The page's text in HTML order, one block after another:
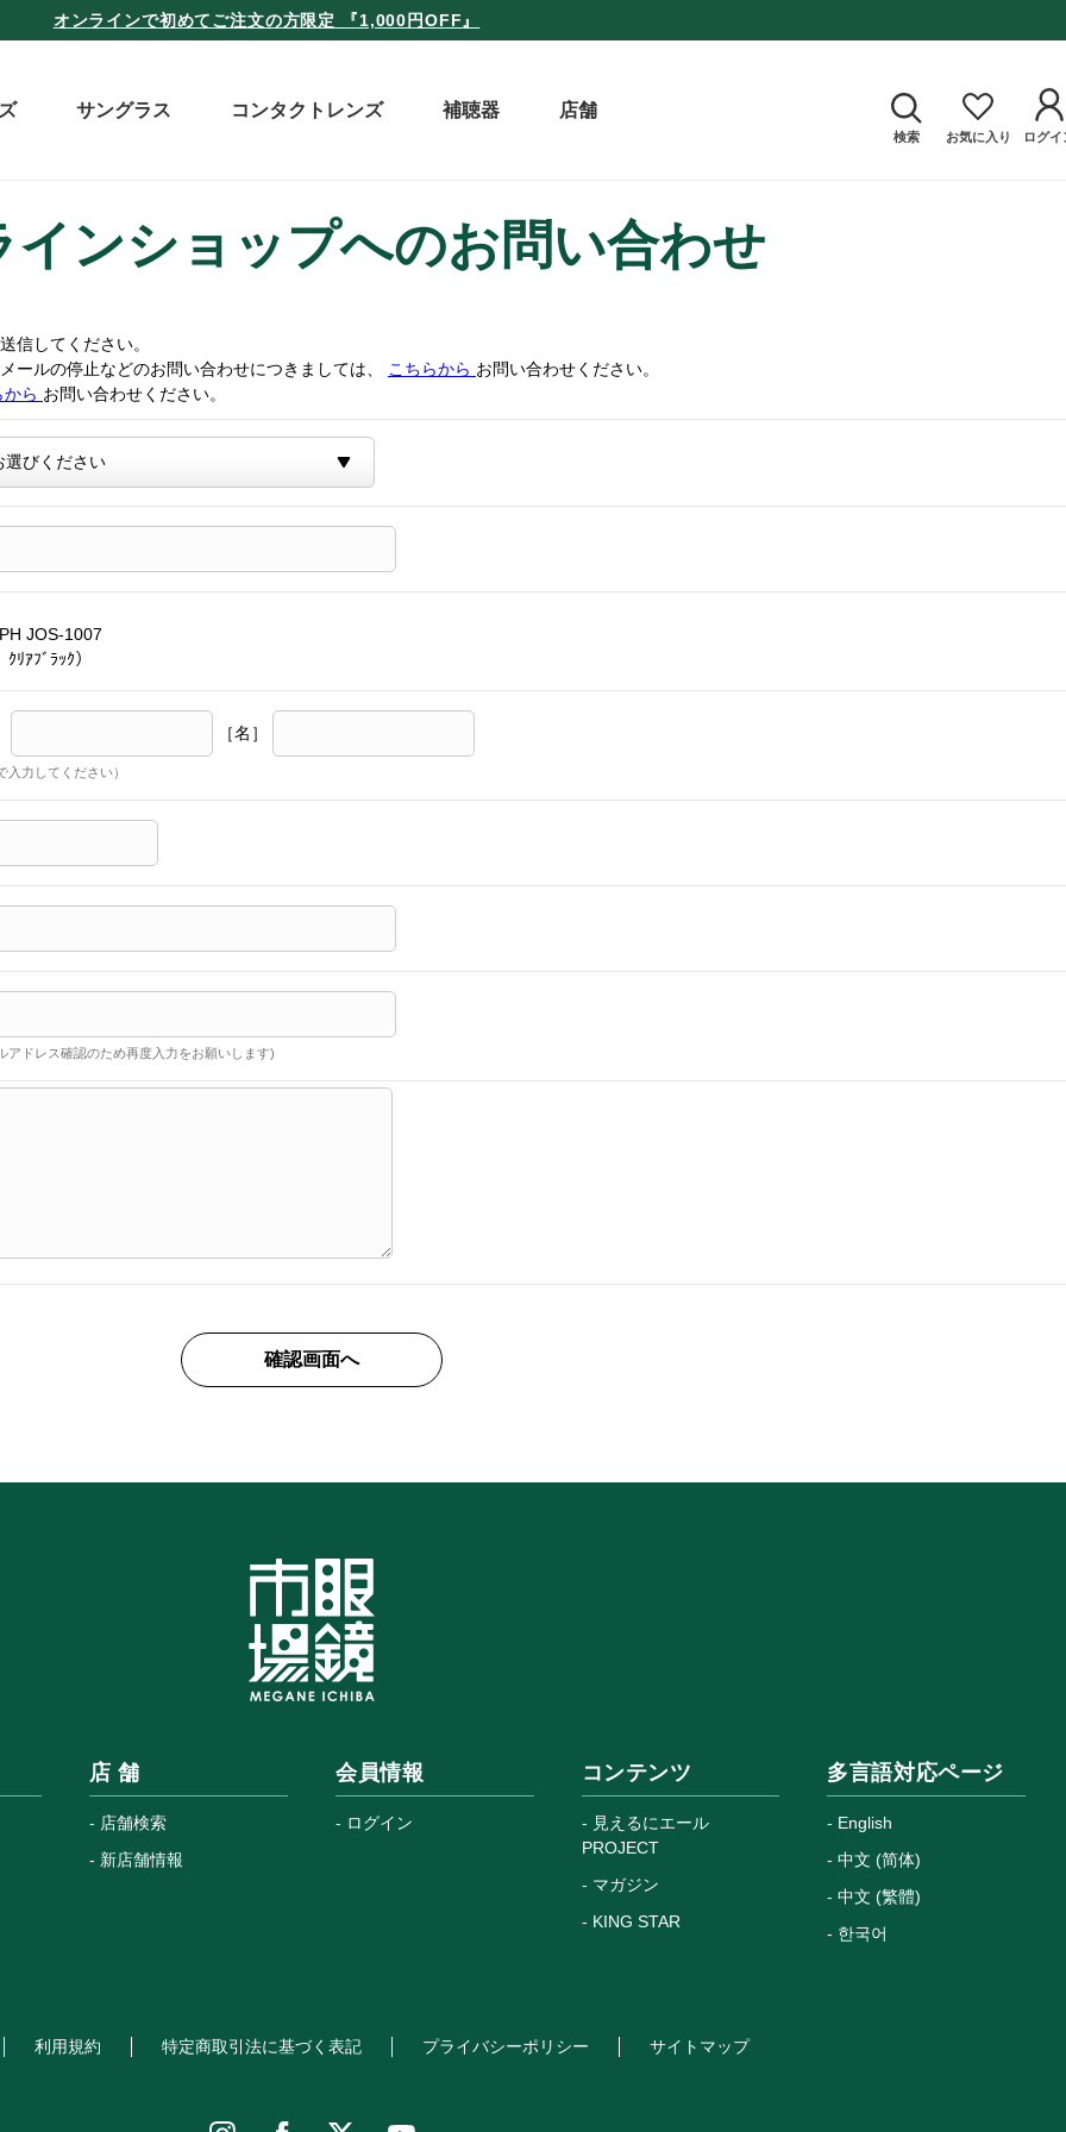
オンラインで初めてご注文の方限定 『1,000円OFF』
サングラス コンタクトレンズ 補聴器 店舗
検索 お気に入り ログイ
インショップへのお問い合わせ
信してください。
ルの停止などのお問い合わせにつきましては、
こちらから お問い合わせください。
ら お問い合わせください。
JOS-1007
ｱﾌﾞﾗｯｸ）
［名］
入力してください）
アドレス確認のため再度入力をお願いします)
店 舗
店舗検索
新店舗情報
会員情報
ログイン
コンテンツ
見えるにエール
PROJECT
マガジン
KING STAR
多言語対応ページ
English
中文 (简体)
中文 (繁體)
한국어
利用規約 特定商取引法に基づく表記 プライバシーポリシー サイトマップ